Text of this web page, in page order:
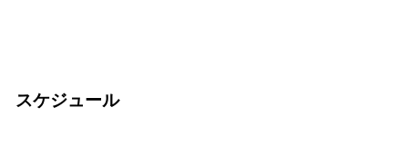
スケジュール